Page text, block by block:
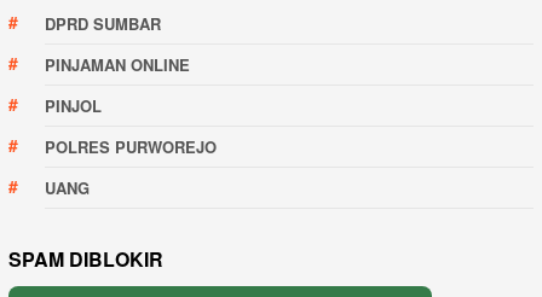
DPRD SUMBAR
PINJAMAN ONLINE
PINJOL
POLRES PURWOREJO
UANG
SPAM DIBLOKIR